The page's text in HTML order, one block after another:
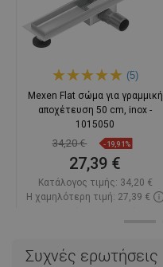
Συχνές ερωτήσεις
(5)
Mexen Flat σώμα για γραμμική
αποχέτευση 50 cm, inox -
1015050
34,20 € -19,91%
27,39 €
Κατάλογος τιμής: 34,20 €
Η χαμηλότερη τιμή: 27,39 €